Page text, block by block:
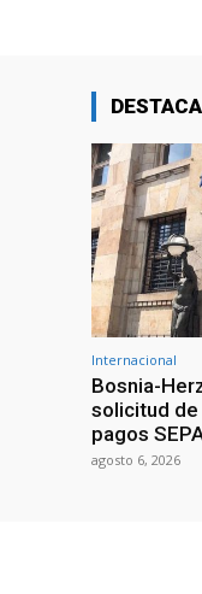
Internacional
Bosnia-
solicitud de
pagos
agosto 6, 2026